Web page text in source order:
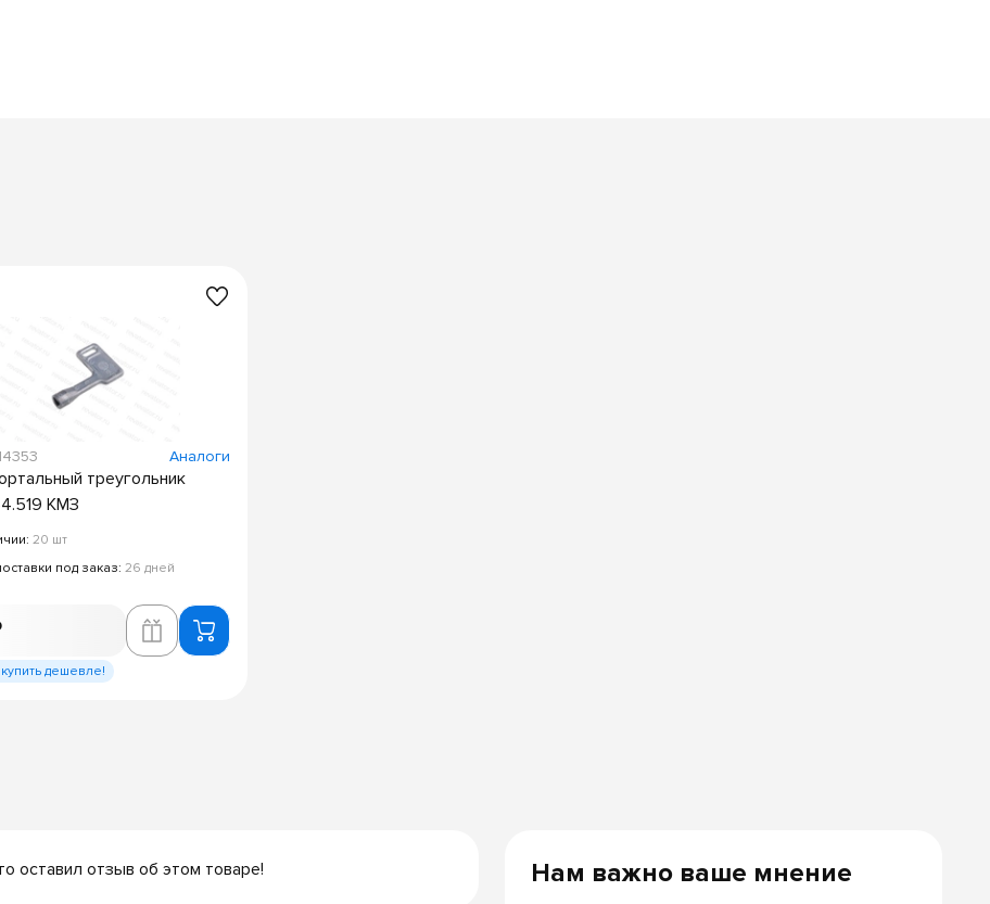
Аналоги
треугольник
КМЗ
20 шт
под заказ: 26 дней
дешевле!
оставил отзыв об этом товаре! Нам важно ваше мнение